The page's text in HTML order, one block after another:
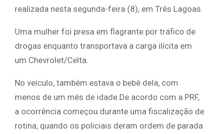
realizada nesta segunda-feira (8), em Três Lagoas.
Uma mulher foi presa em flagrante por tráfico de
drogas enquanto transportava a carga ilícita em
um Chevrolet/Celta.
No veículo, também estava o bebê dela, com
menos de um mês de idade.De acordo com a PRF,
a ocorrência começou durante uma fiscalização de
rotina, quando os policiais deram ordem de parada